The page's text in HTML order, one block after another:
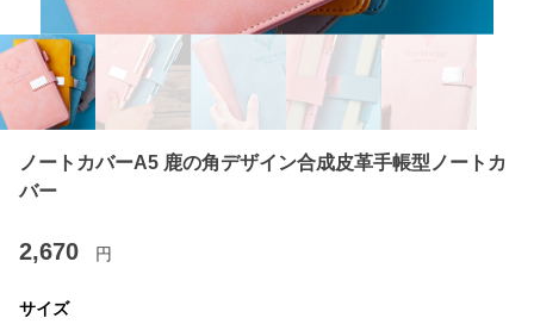
ノートカバーA5 鹿の角デザイン合成皮革手帳型ノートカ
バー
2,670 円
サイズ